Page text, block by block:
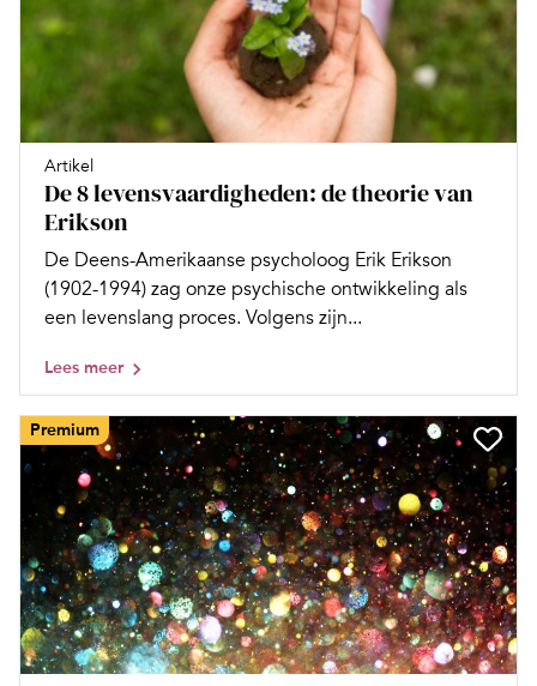
Artikel
De 8 levensvaardigheden: de theorie van
Erikson
De Deens-Amerikaanse psycholoog Erik Erikson
(1902-1994) zag onze psychische ontwikkeling als
een levenslang proces. Volgens zijn...
Lees meer
Premium